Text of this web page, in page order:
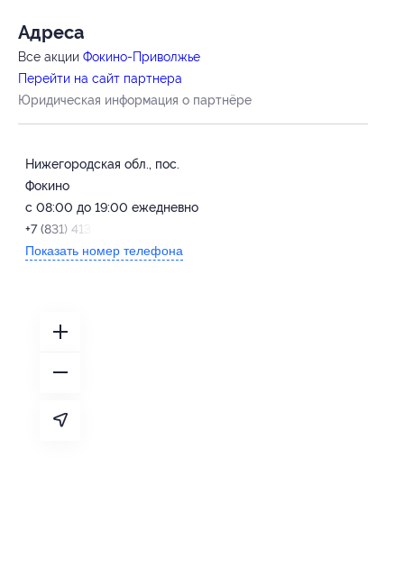
Адресa
Все акции Фокино-Приволжье
Перейти на сайт партнера
Юридическая информация о партнёре
Нижегородская обл., пос.
Фокино
с 08:00 до 19:00 ежедневно
+7 (831) 413-87-72
Показать номер телефона